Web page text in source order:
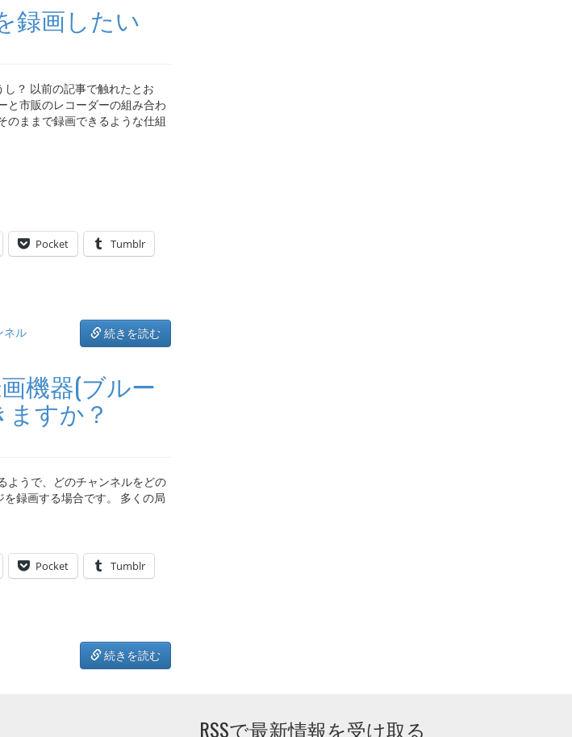
録画したい
？ 以前の記事で触れたとお
と市販のレコーダーの組み合わ
のままで録画できるような仕組
Pocket Tumblr
続きを読む
ネル
機器(ブルー
すか？
ようで、どのチャンネルをどの
録画する場合です。 多くの局
Pocket Tumblr
続きを読む
RSSで最新情報を受け取る